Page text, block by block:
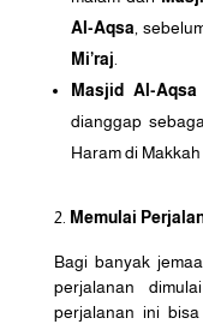
Al-Aqsa ,
Mi’raj
Masjid Al-Aqsa
dianggap
Haram di
Memulai
Bagi banyak
perjalanan
perjalanan ini